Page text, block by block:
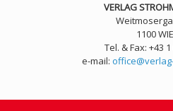
VERLAG
1100
Tel. & Fax: +43
e-mail: